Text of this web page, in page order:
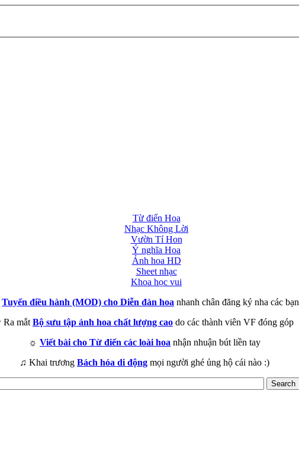
Từ điển Hoa
Nhạc Không Lời
Vườn Tí Hon
Ý nghĩa Hoa
Ảnh hoa HD
Sheet nhạc
Khoa học vui
Tuyển điều hành (MOD) cho Diễn đàn hoa nhanh chân đăng ký nha các bạn
Ra mắt Bộ sưu tập ảnh hoa chất lượng cao do các thành viên VF đóng góp
☼ Viết bài cho Từ điển các loài hoa nhận nhuận bút liền tay
♫ Khai trương Bách hóa di động mọi người ghé ủng hộ cái nào :)